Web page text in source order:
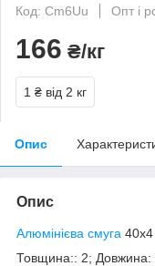
Код: Cm6Uu
Опт і
166 ₴/кг
1 ₴ від 2 кг
Опис
Опис
Алюмінієва смуга
Товщина:: 2; Довжина: